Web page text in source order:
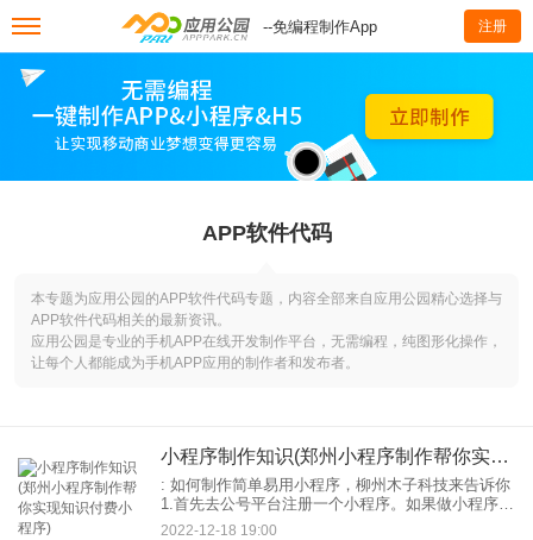
--免编程制作App 注册
APP软件代码
本专题为应用公园的APP软件代码专题，内容全部来自应用公园精心选择与
APP软件代码相关的最新资讯。
应用公园是专业的手机APP在线开发制作平台，无需编程，纯图形化操作，
让每个人都能成为手机APP应用的制作者和发布者。
小程序制作知识(郑州小程序制作帮你实现知识付费小程序)
: 如何制作简单易用小程序，柳州木子科技来告诉你
1.首先去公号平台注册一个小程序。如果做小程序商
城，要开通支付，所以要求注册营业执照。没有就
2022-12-18 19:00